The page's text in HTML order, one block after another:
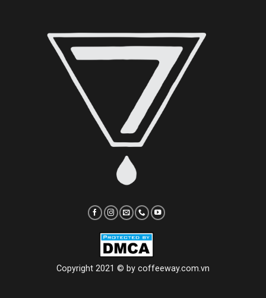
Copyright 2021 © by coffeeway.com.vn